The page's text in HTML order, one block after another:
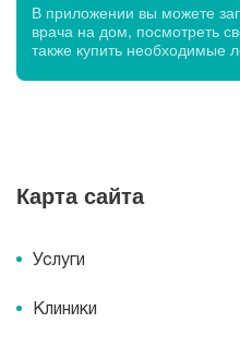
В приложении вы можете
врача на дом, посмотреть
также купить необходимые
Карта сайта
Услуги
Клиники